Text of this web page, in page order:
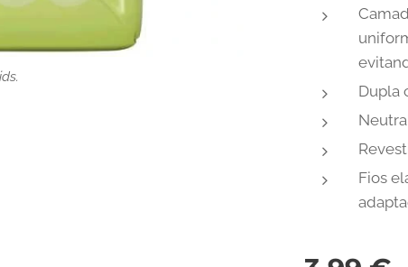
Dupla
Fios